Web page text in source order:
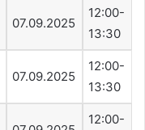
07.09.2025
12:00-
13:30
07.09.2025
12:00-
13:30
12:00-